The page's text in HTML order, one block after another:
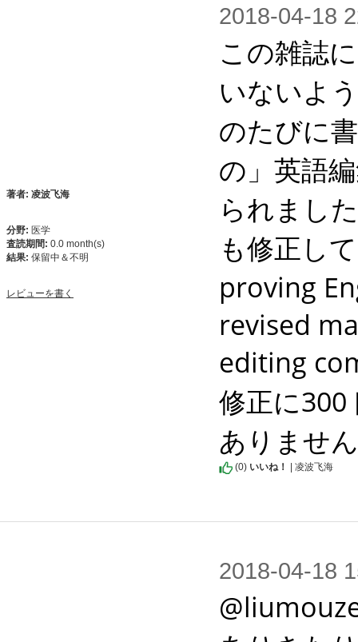
著者: 凌波飞海
分野: 医学
査読期間: 0.0 month(s)
結果: 保留中＆不明
レビューを書く
2018-04-18
この雑誌
いないよ
のたびに
の」英語
られまし
も修正し
proving
revised
editing
修正に
ありませ
(0) いいね！ | 凌波飞海
2018-04-18